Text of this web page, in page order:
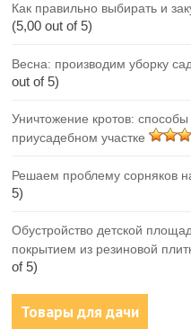
Как правильно выбирать и
(5,00 out of 5)
Весна: производим уборку
out of 5)
Уничтожение кротов:
приусадебном участке
Решаем проблему сорняков
5)
Обустройство детской
покрытием из резиновой
of 5)
Товары для дачи